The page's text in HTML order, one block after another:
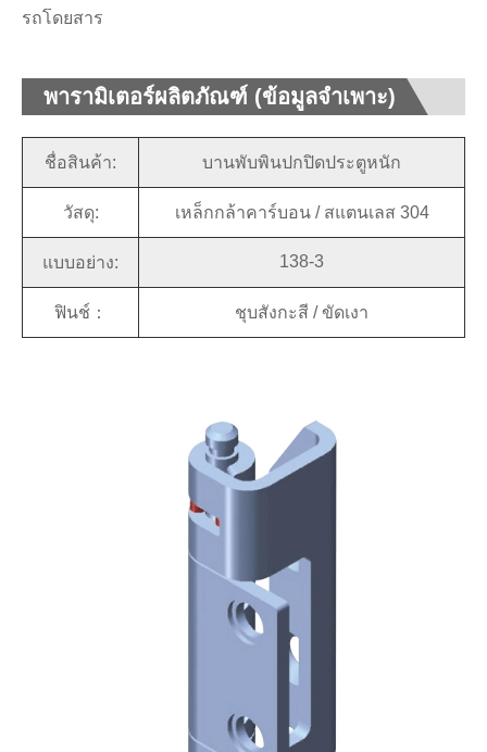
รถโดยสาร
พารามิเตอร์ผลิตภัณฑ์ (ข้อมูลจำเพาะ)
ชื่อสินค้า: บานพับพินปกปิดประตูหนัก
วัสดุ: เหล็กกล้าคาร์บอน / สแตนเลส 304
แบบอย่าง: 138-3
ฟินช์： ชุบสังกะสี / ขัดเงา